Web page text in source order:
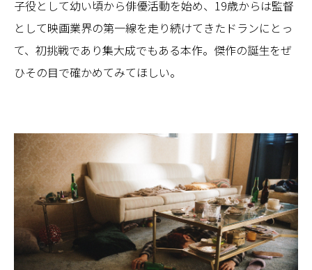
子役として幼い頃から俳優活動を始め、19歳からは監督
として映画業界の第一線を走り続けてきたドランにとっ
て、初挑戦であり集大成でもある本作。傑作の誕生をぜ
ひその目で確かめてみてほしい。